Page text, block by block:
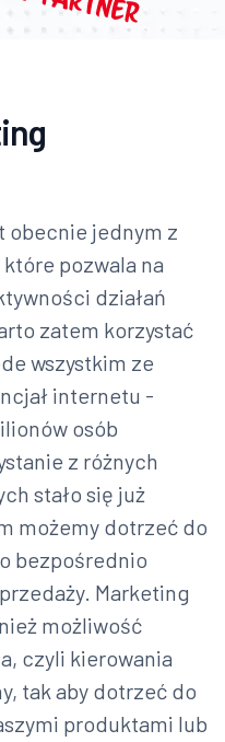
obecnie jednym z
pozwala na
działań
zatem korzystać
wszystkim ze
internetu -
osób
z różnych
stało się już
możemy dotrzeć do
bezpośrednio
Marketing
możliwość
czyli kierowania
tak aby dotrzeć do
produktami lub